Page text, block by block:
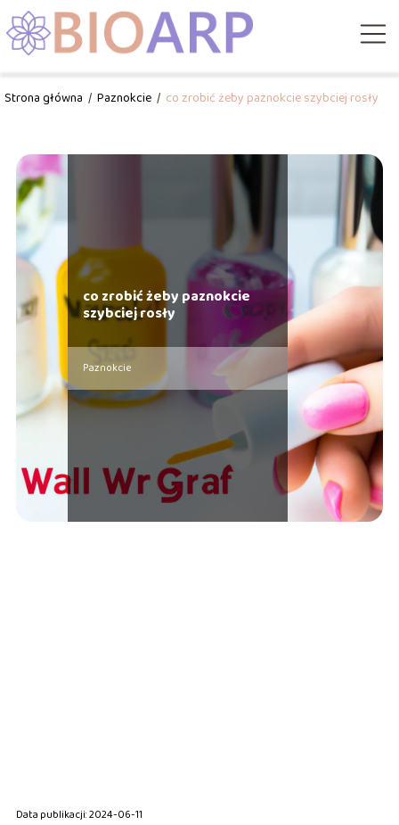
Strona główna / Paznokcie / co zrobić żeby paznokcie szybciej rosły
co zrobić żeby paznokcie
szybciej rosły
Paznokcie
Data publikacji: 2024-06-11